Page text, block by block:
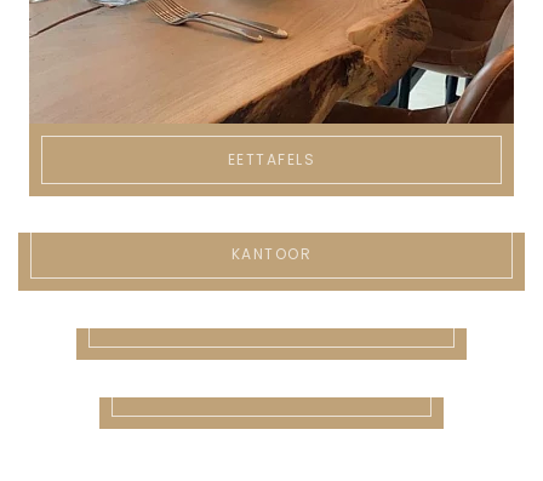
EETTAFELS
KANTOOR
XXL